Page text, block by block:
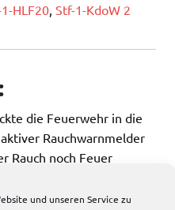
und unseren Service zu
HLF20 Stf-1-KdoW 2
die Feuerwehr in die
Rauchwarnmelder
Rauch noch Feuer